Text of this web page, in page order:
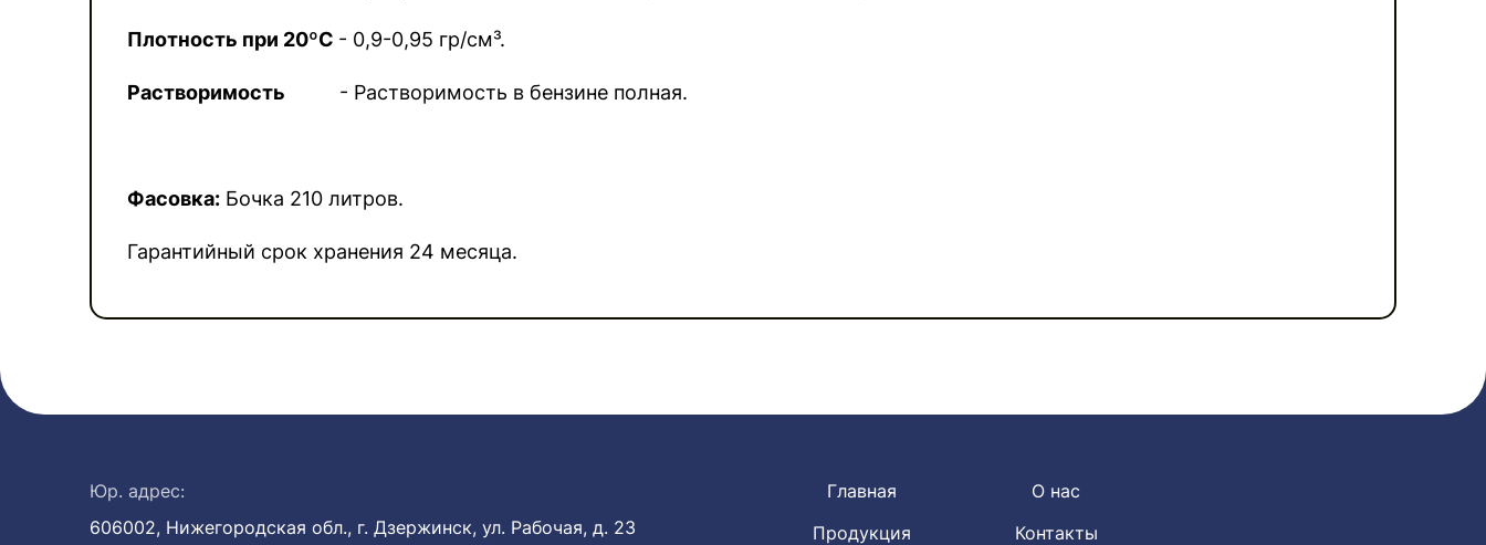
Плотность при 20ºС - 0,9-0,95 гр/см³.
Растворимость - Растворимость в бензине полная.
Фасовка:Бочка 210 литров.
Гарантийный срок хранения 24 месяца.
Юр. адрес:
606002, Нижегородская обл., г. Дзержинск, ул. Рабочая, д. 23
Главная
О нас
Продукция
Контакты